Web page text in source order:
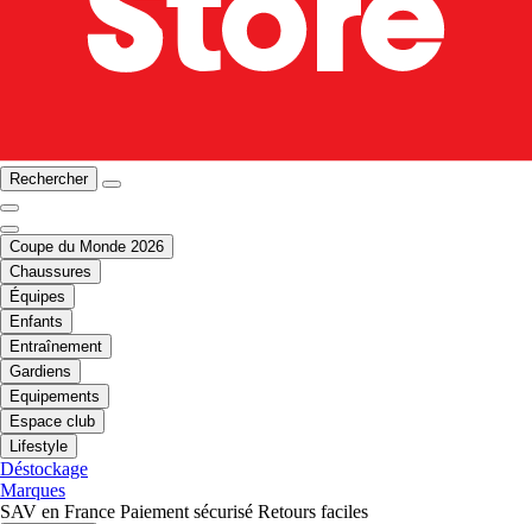
Rechercher
Coupe du Monde 2026
Chaussures
Équipes
Enfants
Entraînement
Gardiens
Equipements
Espace club
Lifestyle
Déstockage
Marques
SAV en France Paiement sécurisé Retours faciles